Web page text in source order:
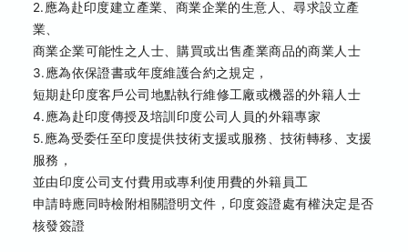
2.應為赴印度建立產業、商業企業的生意人、尋求設立產
業、
商業企業可能性之人士、購買或出售產業商品的商業人士
3.應為依保證書或年度維護合約之規定，
短期赴印度客戶公司地點執行維修工廠或機器的外籍人士
4.應為赴印度傳授及培訓印度公司人員的外籍專家
5.應為受委任至印度提供技術支援或服務、技術轉移、支援
服務，
並由印度公司支付費用或專利使用費的外籍員工
申請時應同時檢附相關證明文件，印度簽證處有權決定是否
核發簽證